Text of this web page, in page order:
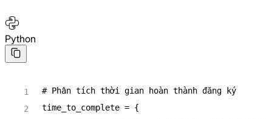
Python
# Phân tích thời gian hoàn thành đăng ký
time_to_complete = {